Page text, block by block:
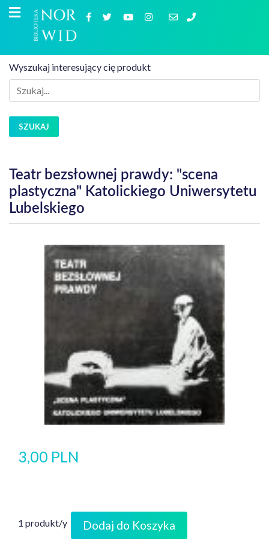
Wyszukaj interesujący cię produkt
SZUKAJ
Teatr bezsłownej prawdy: "scena
plastyczna" Katolickiego Uniwersytetu
Lubelskiego
3,00 PLN
1 produkt/y Dodaj do Koszyka